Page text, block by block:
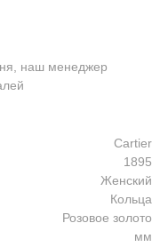
наш менеджер
Cartier
1895
Женский
Кольца
Розовое золото
мм